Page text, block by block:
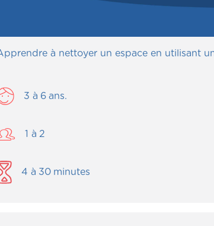
à nettoyer un espace en utilisant
3 à 6 ans.
1 à 2
4 à 30 minutes